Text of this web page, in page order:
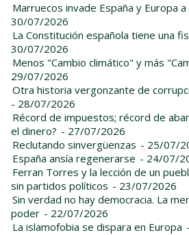
Marruecos invade España y Europa
30/07/2026
La Constitución española tiene una
30/07/2026
Menos "Cambio climático" y más
29/07/2026
Otra historia vergonzante de
- 28/07/2026
Récord de impuestos; récord de
el dinero? - 27/07/2026
Reclutando sinvergüenzas - 25/07/
España ansía regenerarse - 24/07/
Ferran Torres y la lección de un
sin partidos políticos - 23/07/2026
Sin verdad no hay democracia. La
poder - 22/07/2026
La islamofobia se dispara en Europa